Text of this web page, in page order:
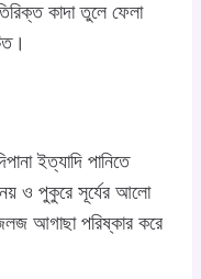
কাদা তুলে ফেলা
ইত্যাদি পানিতে
ও পুকুরে সূর্যের আলো
আগাছা পরিষ্কার করে